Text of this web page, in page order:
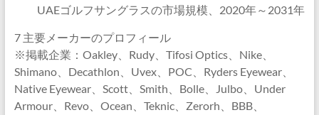
UAEゴルフサングラスの市場規模、2020年～2031年
7 主要メーカーのプロフィール
※掲載企業：Oakley、Rudy、Tifosi Optics、Nike、
Shimano、Decathlon、Uvex、POC、Ryders Eyewear、
Native Eyewear、Scott、Smith、Bolle、Julbo、Under
Armour、Revo、Ocean、Teknic、Zerorh、BBB、